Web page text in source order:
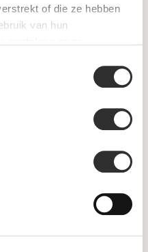
of die ze hebben
van hun